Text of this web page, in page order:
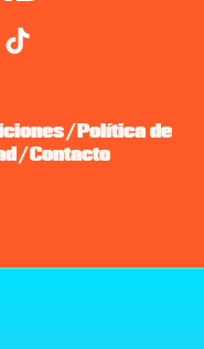
/ Política de
/Contacto